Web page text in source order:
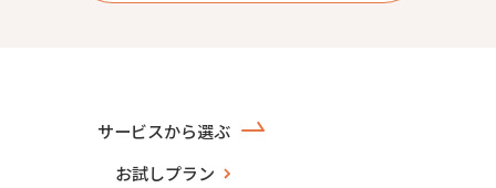
サービスから選ぶ
お試しプラン